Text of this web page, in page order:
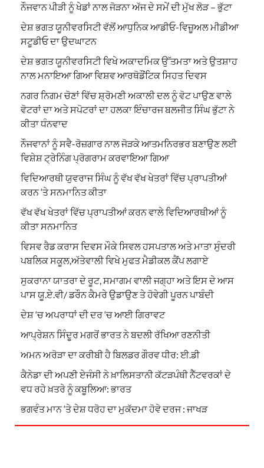
ਨੌਜਵਾਨ ਪੀੜੀ ਨੂੰ ਖੇਡਾਂ ਨਾਲ ਜੋੜਨਾ ਅੱਜ ਦੇ ਸਮੇਂ ਦੀ ਮੁੱਖ ਲੋੜ – ਭੁੱਟਾ
ਦੇਸ਼ ਭਗਤ ਯੂਨੀਵਰਸਿਟੀ ਵੱਲੋਂ ਆਧੁਨਿਕ ਆਡੀਓ-ਵਿਜ਼ੂਅਲ ਮੀਡੀਆ
ਸਟੂਡੀਓ ਦਾ ਉਦਘਾਟਨ
ਦੇਸ਼ ਭਗਤ ਯੂਨੀਵਰਸਿਟੀ ਵਿਖੇ ਅਕਾਦਮਿਕ ਉੱਤਮਤਾ ਅਤੇ ਉਤਸ਼ਾਹ
ਨਾਲ ਮਨਾਇਆ ਗਿਆ ਵਿਸ਼ਵ ਆਰਥੋਡੌਂਟਿਕ ਸਿਹਤ ਦਿਵਸ
ਨਗਰ ਨਿਗਮ ਚੋਣਾਂ ਵਿੱਚ ਸ਼੍ਰੋਮਣੀ ਅਕਾਲੀ ਦਲ ਨੂੰ ਵੋਟ ਪਾਉਣ ਵਾਲੇ
ਵੋਟਰਾਂ ਦਾ ਅਤੇ ਸਪੋਟਰਾਂ ਦਾ ਹਲਕਾ ਇੰਚਾਰਜ ਬਲਜੀਤ ਸਿੰਘ ਭੁੱਟਾ ਨੇ
ਕੀਤਾ ਧੰਨਵਾਦ
ਨੌਜਵਾਨਾਂ ਨੂੰ ਸਵੈ-ਰੋਜ਼ਗਾਰ ਨਾਲ ਜੋੜਕੇ ਆਤਮਨਿਰਭਰ ਬਣਾਉਣ ਲਈ
ਵਿਸ਼ੇਸ਼ ਟ੍ਰੇਨਿੰਗ ਪ੍ਰੋਗਰਾਮ ਕਰਵਾਇਆ ਗਿਆ
ਵਿਦਿਆਰਥੀ ਯੁਵਰਾਜ ਸਿੰਘ ਨੂੰ ਵੱਖ ਵੱਖ ਖੇਤਰਾਂ ਵਿੱਚ ਪ੍ਰਾਪਤੀਆਂ
ਕਰਨ ‘ਤੇ ਸਨਮਾਨਿਤ ਕੀਤਾ
ਵੱਖ ਵੱਖ ਖੇਤਰਾਂ ਵਿੱਚ ਪ੍ਰਾਪਤੀਆਂ ਕਰਨ ਵਾਲੇ ਵਿਦਿਆਰਥੀਆਂ ਨੂੰ
ਕੀਤਾ ਸਨਮਾਨਿਤ
ਵਿਸਵ ਰੈਡ ਕਰਾਸ ਦਿਵਸ ਮੌਕੇ ਸਿਵਲ ਹਸਪਤਾਲ ਅਤੇ ਮਾਤਾ ਸੁੰਦਰੀ
ਪਬਲਿਕ ਸਕੂਲ,ਅੱਤੇਵਾਲੀ ਵਿਖੇ ਮੁਫਤ ਮੈਡੀਕਲ ਕੈਂਪ ਲਗਾਏ
ਸੁਕਰਾਨਾ ਯਾਤਰਾ ਦੇ ਰੂਟ, ਸਮਾਗਮ ਵਾਲੀ ਜਗ੍ਹਾ ਅਤੇ ਇਸ ਦੇ ਆਸ
ਪਾਸ ਯੂ.ਏ.ਵੀ/ ਡਰੌਨ ਕੈਮਰੇ ਉਡਾਉਣ ਤੇ ਹੋਵੇਗੀ ਪੂਰਨ ਪਾਬੰਦੀ
ਦੇਸ਼ ‘ਚ ਅਪਰਾਧਾਂ ਦੀ ਦਰ ‘ਚ ਆਈ ਗਿਰਾਵਟ
ਆਪ੍ਰੇਸ਼ਨ ਸਿੰਦੂਰ ਮਗਰੋਂ ਭਾਰਤ ਨੇ ਬਦਲੀ ਰੱਖਿਆ ਰਣਨੀਤੀ
ਅਮਨ ਅਰੋੜਾ ਦਾ ਕਰੀਬੀ ਹੈ ਬਿਲਡਰ ਗੌਰਵ ਧੀਰ: ਈ.ਡੀ
ਕੈਨੇਡਾ ਦੀ ਅਪਣੀ ਏਜੰਸੀ ਨੇ ਖ਼ਾਲਿਸਤਾਨੀ ਕੱਟੜਪੰਥੀ ਨੈੱਟਵਰਕਾਂ ਦੇ
ਵਧ ਰਹੇ ਖ਼ਤਰੇ ਨੂੰ ਕਬੂਲਿਆ: ਭਾਰਤ
ਭਗਵੰਤ ਮਾਨ ‘ਤੇ ਦੇਸ਼ ਧਰੋਹ ਦਾ ਮੁਕੱਦਮਾ ਹੋਵੇ ਦਰਜ : ਜਾਖੜ